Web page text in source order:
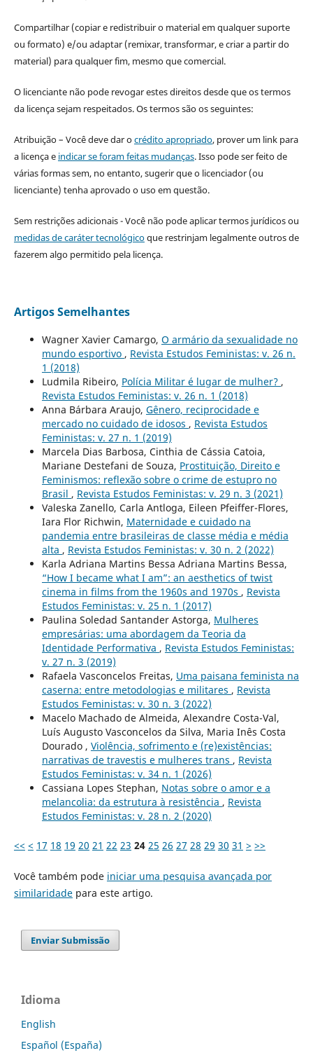
Compartilhar (copiar e redistribuir o material em qualquer suporte
ou formato) e/ou adaptar (remixar, transformar, e criar a partir do
material) para qualquer fim, mesmo que comercial.
O licenciante não pode revogar estes direitos desde que os termos
da licença sejam respeitados. Os termos são os seguintes:
Atribuição – Você deve dar ocrédito apropriado, prover um link para
a licença e indicar se foram feitas mudanças. Isso pode ser feito de
várias formas sem, no entanto, sugerir que o licenciador (ou
licenciante) tenha aprovado o uso em questão.
Sem restrições adicionais - Você não pode aplicar termos jurídicos ou
medidas de caráter tecnológicoque restrinjam legalmente outros de
fazerem algo permitido pela licença.
Artigos Semelhantes
Wagner Xavier Camargo, O armário da sexualidade no
mundo esportivo , Revista Estudos Feministas: v. 26 n.
1 (2018)
Ludmila Ribeiro, Polícia Militar é lugar de mulher? ,
Revista Estudos Feministas: v. 26 n. 1 (2018)
Anna Bárbara Araujo, Gênero, reciprocidade e
mercado no cuidado de idosos , Revista Estudos
Feministas: v. 27 n. 1 (2019)
Marcela Dias Barbosa, Cinthia de Cássia Catoia,
Mariane Destefani de Souza, Prostituição, Direito e
Feminismos: reflexão sobre o crime de estupro no
Brasil , Revista Estudos Feministas: v. 29 n. 3 (2021)
Valeska Zanello, Carla Antloga, Eileen Pfeiffer-Flores,
Iara Flor Richwin, Maternidade e cuidado na
pandemia entre brasileiras de classe média e média
alta , Revista Estudos Feministas: v. 30 n. 2 (2022)
Karla Adriana Martins Bessa Adriana Martins Bessa,
“How I became what I am”: an aesthetics of twist
cinema in films from the 1960s and 1970s , Revista
Estudos Feministas: v. 25 n. 1 (2017)
Paulina Soledad Santander Astorga, Mulheres
empresárias: uma abordagem da Teoria da
Identidade Performativa , Revista Estudos Feministas:
v. 27 n. 3 (2019)
Rafaela Vasconcelos Freitas, Uma paisana feminista na
caserna: entre metodologias e militares , Revista
Estudos Feministas: v. 30 n. 3 (2022)
Macelo Machado de Almeida, Alexandre Costa-Val,
Luís Augusto Vasconcelos da Silva, Maria Inês Costa
Dourado , Violência, sofrimento e (re)existências:
narrativas de travestis e mulheres trans , Revista
Estudos Feministas: v. 34 n. 1 (2026)
Cassiana Lopes Stephan, Notas sobre o amor e a
melancolia: da estrutura à resistência , Revista
Estudos Feministas: v. 28 n. 2 (2020)
<< < 17 18 19 20 21 22 23 24 25 26 27 28 29 30 31 > >>
Você também pode iniciar uma pesquisa avançada por
similaridadepara este artigo.
Enviar Submissão
Idioma
English
Español (España)